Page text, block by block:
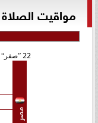
مواقيت الصلاة
22 صفر
مصر